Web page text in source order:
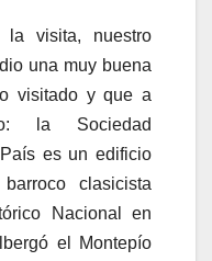
la visita, nuestro
una muy buena
visitado y que a
la Sociedad
es un edificio
clasicista
Nacional en
el Montepío